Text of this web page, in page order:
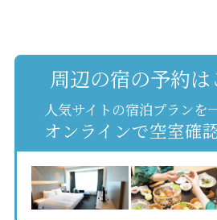
周辺の宿の予約
人気サイトの宿泊プランを
オンラインで空室確